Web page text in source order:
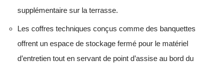
supplémentaire sur la terrasse.
Les coffres techniques conçus comme des banquettes
offrent un espace de stockage fermé pour le matériel
d’entretien tout en servant de point d’assise au bord du